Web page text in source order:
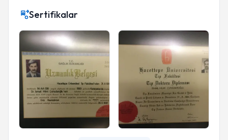
DUYMAKLA birlikte teşekkür ediyoruz ve
doktor arayışı içindeyseniz Op.Dr. Hilmi
ÇUHADAROĞLU ile kesinlikle tanışmamışsınız
demektir. Bir hasta olarak yaşadığımız yanlış
tedaviye maruz kalmamanız adına, doktorunuzu
seçerken sağlıklı bir fikire sahip olabilmeniz için
bu durumu paylaşmak istedim.
Sertifikalar